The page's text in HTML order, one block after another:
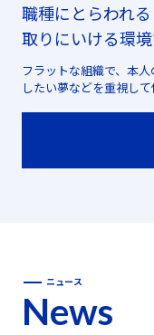
職種にとらわれ
取りにいける環境
フラットな組織で、本
したい夢などを重視して
ニュース
News